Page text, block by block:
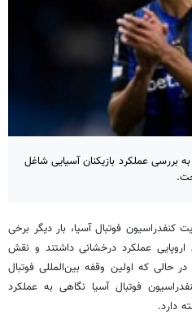
بررسی عملکرد بازیکنان آسیایی شاغل
کنفدراسیون فوتبال آسیا، بار دیگر برخی
اروپایی عملکرد درخشانی داشتند و نقش
حالی که اولین وقفه بین‌المللی فوتبال
فوتبال آسیا نگاهی به عملکرد
دارد.